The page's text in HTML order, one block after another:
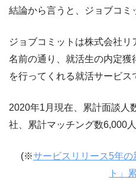
結論から言うと、ジョブコミ
ジョブコミットは株式会社リ
名前の通り、就活生の内定獲
を行ってくれる就活サービス
2020年1月現在、累計面談人
社、累計マッチング数6,000
(※サービスリリース5年
ト」